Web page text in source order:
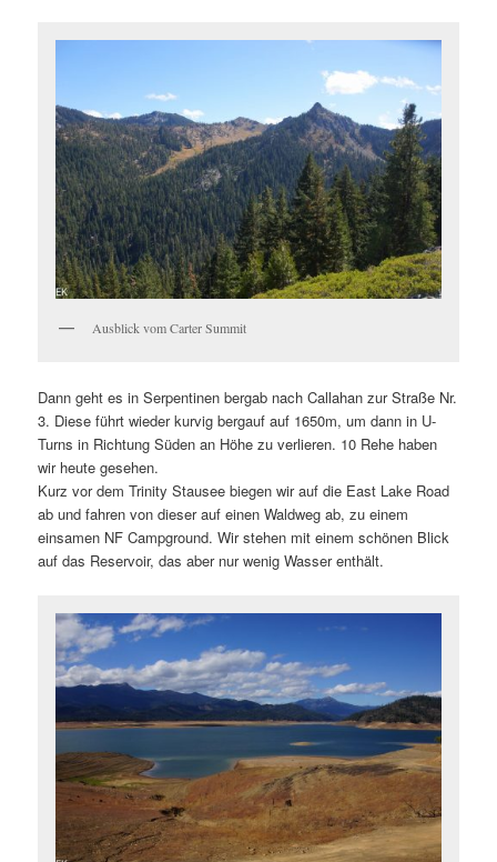
Ausblick vom Carter Summit
Dann geht es in Serpentinen bergab nach Callahan zur Straße Nr.
3. Diese führt wieder kurvig bergauf auf 1650m, um dann in U-
Turns in Richtung Süden an Höhe zu verlieren. 10 Rehe haben
wir heute gesehen.
Kurz vor dem Trinity Stausee biegen wir auf die East Lake Road
ab und fahren von dieser auf einen Waldweg ab, zu einem
einsamen NF Campground. Wir stehen mit einem schönen Blick
auf das Reservoir, das aber nur wenig Wasser enthält.